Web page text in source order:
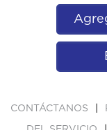
CONTÁCTANOS